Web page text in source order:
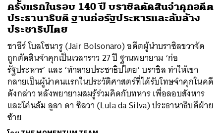
ครั้งแรกในรอบ 140 ปี บราซิลตัดสินจำคุกอดีต
ประธานาธิบดี ฐานก่อรัฐประหารและล้มล้าง
ประชาธิปไตย
ชาอีร์ โบลโซนารู (Jair Bolsonaro) อดีตผู้นำบราซิลขวาจัด
ถูกตัดสินจำคุกเป็นเวลาราว 27 ปี ฐานพยายาม ‘ก่อ
รัฐประหาร’ และ ‘ทำลายประชาธิปไตย’ บราซิล ทำให้เขา
กลายเป็นผู้นำคนแรกในประวัติศาสตร์ที่ได้รับโทษจำคุกในคดี
ดังกล่าว หลังพยายามสมรู้ร่วมคิดกับทหาร เพื่อลอบสังหาร
และโค่นล้ม ลูลา ดา ซิลวา (Lula da Silva) ประธานาธิบดีฝ่าย
ซ้าย